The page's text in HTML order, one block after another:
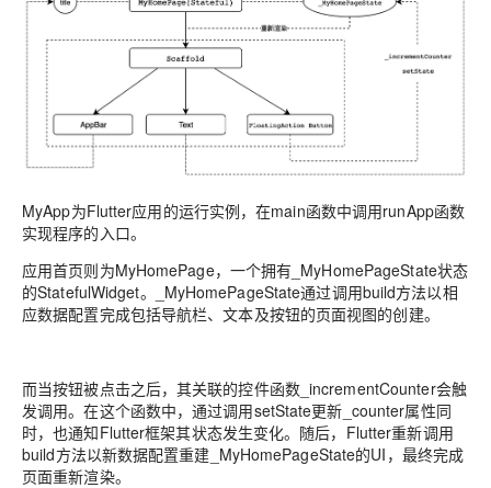
MyApp为Flutter应用的运行实例，在main函数中调用runApp函数
实现程序的入口。
应用首页则为MyHomePage，一个拥有_MyHomePageState状态
的StatefulWidget。_MyHomePageState通过调用build方法以相
应数据配置完成包括导航栏、文本及按钮的页面视图的创建。
而当按钮被点击之后，其关联的控件函数_incrementCounter会触
发调用。在这个函数中，通过调用setState更新_counter属性同
时，也通知Flutter框架其状态发生变化。随后，Flutter重新调用
build方法以新数据配置重建_MyHomePageState的UI，最终完成
页面重新渲染。